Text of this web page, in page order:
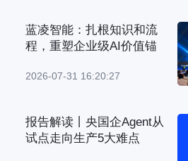
蓝凌智能：扎根知识和流
程，重塑企业级AI价值锚
2026-07-31 16:20:27
报告解读丨央国企Agent从
试点走向生产5大难点